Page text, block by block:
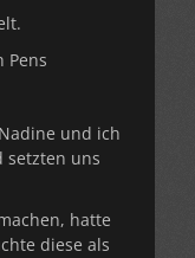
Pens
und ich
setzten uns
hatte
diese als